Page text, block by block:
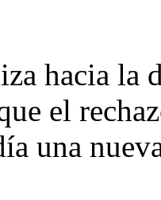
hacia
el
una